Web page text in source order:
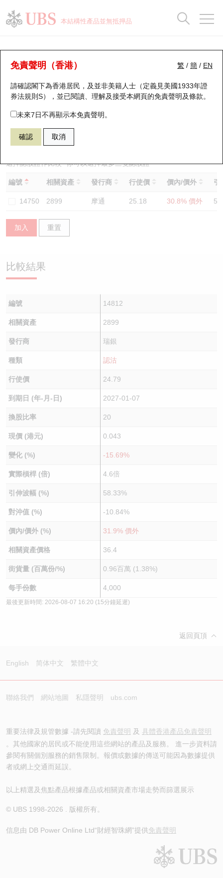
本結構性產品並無抵押品
繁 / 簡 / EN
免責聲明（香港）
請確認閣下為香港居民，及並非美籍人士（定義見美國1933年證
券法規則S），並已閱讀、理解及接受本網頁的免責聲明及條款。
未來7日不再顯示本免責聲明。
確認 取消
認股證分析儀
表現 街貨統計 比較
14812 瑞銀認沽 2899 紫金礦業
選擇認股證作比較*你可以選擇最多三隻認股證
編號 相關資產 發行商 行使價 價內/價外 引
14750 2899 摩通 25.18 30.8% 價外
加入 重置
比較結果
編號 14812
相關資產 2899
發行商 瑞銀
種類 認沽
行使價 24.79
到期日 (年-月-日) 2027-01-07
換股比率 20
現價 (港元) 0.043
變化 (%) -15.69%
實際槓桿 (倍) 4.6倍
引伸波幅 (%) 58.33%
對沖值 (%) -10.84%
價內/價外 (%) 31.9% 價外
相關資產價格 36.4
街貨量 (百萬份/%) 0.96百萬 (1.38%)
每手份數 4,000
最後更新時間: 2026-08-07 16:20 (15分鐘延遲)
返回頁頂
English 简体中文 繁體中文
聯絡我們 網站地圖 私隱聲明 ubs.com
重要法律及規管數據 -請先閱讀 免責聲明 及 具體香港產品免責聲明
。其他國家的居民或不能使用這些網站的產品及服務。 進一步資料請
參閱有關個別服務的銷售限制。報價或數據的傳送可能因為數據提供
者或網上交通而延誤。
以上精選及焦點產品根據產品或相關資產市場走勢而篩選展示
© UBS 1998-2026 . 版權所有。
信息由 DB Power Online Ltd“財經智珠網”提供免責聲明
瑞銀認股證一覽
新發行瑞銀認股證
即將到期認股證
認股證到期結算價查詢
認股證分析儀
認股證速算機
認股證/牛熊證日誌
認股證文件及公告
街貨統計
比較
牛熊全景快搜
牛熊證搜尋
牛熊證街貨分佈圖
正股牛熊證列表
新發行瑞銀牛熊證
已收回牛熊證剩餘價值
牛熊證到期結算價查詢
牛熊證分析儀
牛熊證文件及公告 (瑞信)
街貨統計
比較
十大升幅/跌幅
十大認股證成交分佈
十天股證佔大市成交
資金流
街貨統計
三十大平均引伸波幅
正股分析儀
二十大活躍股份
恒指成份股
國指成份股
科指成份股
相關資產沽空
中資ETFs溢價比較
AH 股價對照
收市競價變化
持股比重
顯示所有持股比重
每月輪證大市專題
輪證專欄
講座及教育短片
認股證投資者教育
牛熊證投資者教育
認股證牛熊證常問問題